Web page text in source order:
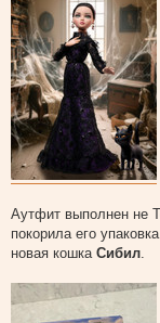
Аутфит выполнен не
покорила его
новая кошка Сибил.